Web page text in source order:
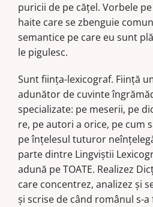
puricii de pe căţel. Vorbele
haite care se zbenguie
seman­tice pe care eu sunt
le pigulesc.
Sunt fiinţa-lexicograf. Fiinţă
adunător de cuvinte
specializate: pe meserii, pe
re, pe autori a orice, pe cum
pe înţelesul tuturor
parte dintre Lingviștii
adună pe TOATE. Realizez
care concentrez, analizez şi
şi scrise de când românul s-